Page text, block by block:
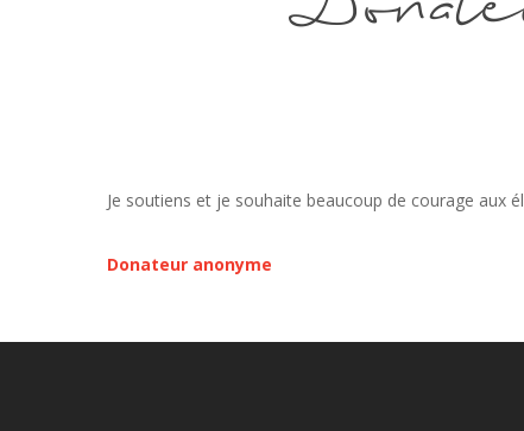
Je soutiens et je souhaite beaucoup de courage aux
Donateur anonyme